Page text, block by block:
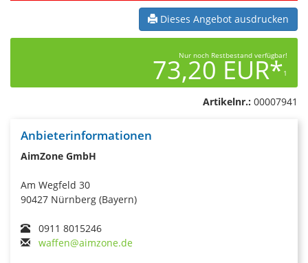
Dieses Angebot ausdrucken
Nur noch Restbestand verfügbar!
73,20 EUR*1
Artikelnr.: 00007941
Anbieterinformationen
AimZone GmbH
Am Wegfeld 30
90427 Nürnberg (Bayern)
0911 8015246
waffen@aimzone.de